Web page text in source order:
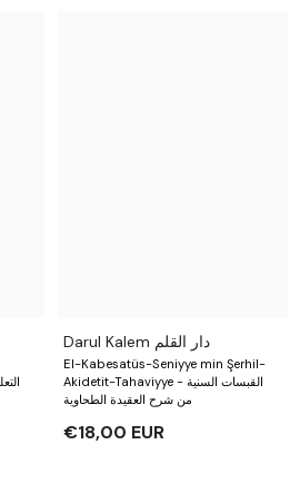
Darul Kalem دار القلم
El-Kabesatüs-Seniyye min Şerhil-
Akidetit-Tahaviyye - القبسات السنية
من شرح العقيدة الطحاوية
€18,00 EUR